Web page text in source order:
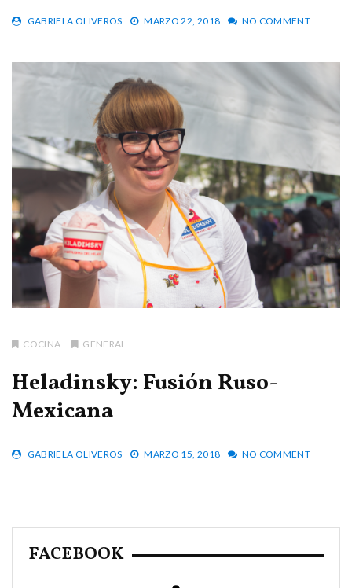
GABRIELA OLIVEROS MARZO 22, 2018 NO COMMENT
COCINA GENERAL
Heladinsky: Fusión Ruso-
Mexicana
GABRIELA OLIVEROS MARZO 15, 2018 NO COMMENT
FACEBOOK